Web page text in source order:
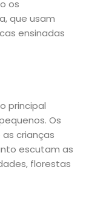
os
que usam
ensinadas
principal
Os
crianças
escutam as
florestas